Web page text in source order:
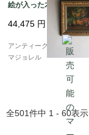
絵が入った木製フレー
ム 1912年 6479_02
44,475 円
アンティークギャラリー
マジョレル
全501件中 1 - 60表示